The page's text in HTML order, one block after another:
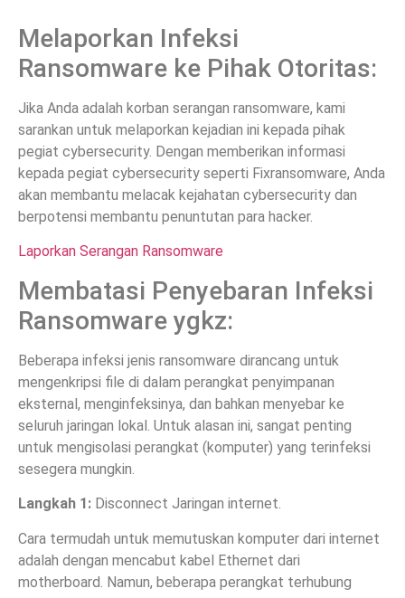
Melaporkan Infeksi
Ransomware ke Pihak Otoritas:
Jika Anda adalah korban serangan ransomware, kami
sarankan untuk melaporkan kejadian ini kepada pihak
pegiat cybersecurity. Dengan memberikan informasi
kepada pegiat cybersecurity seperti Fixransomware, Anda
akan membantu melacak kejahatan cybersecurity dan
berpotensi membantu penuntutan para hacker.
Laporkan Serangan Ransomware
Membatasi Penyebaran Infeksi
Ransomware ygkz:
Beberapa infeksi jenis ransomware dirancang untuk
mengenkripsi file di dalam perangkat penyimpanan
eksternal, menginfeksinya, dan bahkan menyebar ke
seluruh jaringan lokal. Untuk alasan ini, sangat penting
untuk mengisolasi perangkat (komputer) yang terinfeksi
sesegera mungkin.
Langkah 1: Disconnect Jaringan internet.
Cara termudah untuk memutuskan komputer dari internet
adalah dengan mencabut kabel Ethernet dari
motherboard. Namun, beberapa perangkat terhubung